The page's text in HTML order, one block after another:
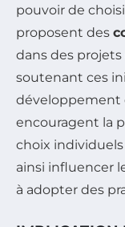
pouvoir de
proposent des
dans des projets
soutenant ces
développement
encouragent la
choix
ainsi influencer
à adopter des